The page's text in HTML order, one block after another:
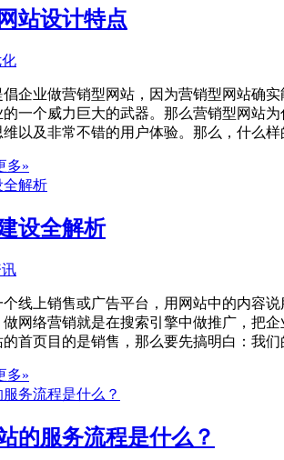
站设计特点
企业做营销型网站，因为营销型网站确
一个威力巨大的武器。那么营销型网站
维以及非常不错的用户体验。那么，什么
多»
设全解析
线上销售或广告平台，用网站中的内容
网络营销就是在搜索引擎中做推广，把
的首页目的是销售，那么要先搞明白：我
多»
的服务流程是什么？